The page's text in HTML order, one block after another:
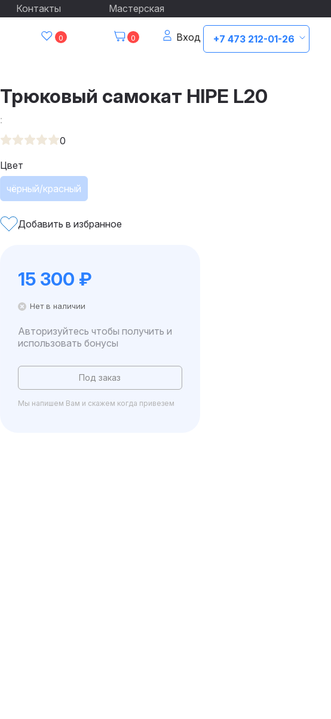
Контакты Мастерская
+7 473 212-01-26
Вход
0 0
Трюковый самокат HIPE L20
:
0
Цвет
чёрный/красный
Добавить в избранное
15 300 ₽
Нет в наличии
Авторизуйтесь чтобы получить и
использовать бонусы
Под заказ
Мы напишем Вам и скажем когда привезем